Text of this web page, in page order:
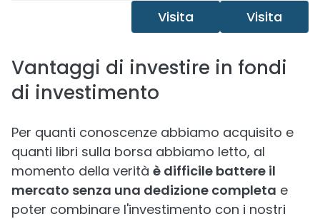
Visita Visita
Vantaggi di investire in fondi
di investimento
Per quanti conoscenze abbiamo acquisito e
quanti libri sulla borsa abbiamo letto, al
momento della verità è difficile battere il
mercato senza una dedizione completa e
poter combinare l'investimento con i nostri